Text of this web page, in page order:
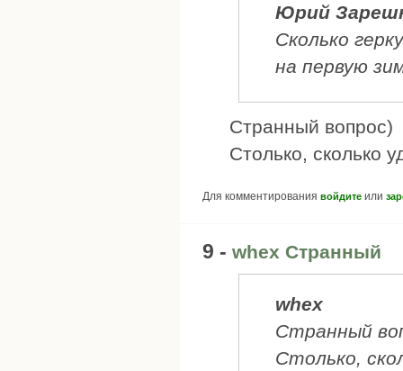
Юрий
Сколько
на первую
Странный вопрос)
Столько, сколько
Для комментирования войдите или
9 - whex Странный
whex
Странный
Столько,